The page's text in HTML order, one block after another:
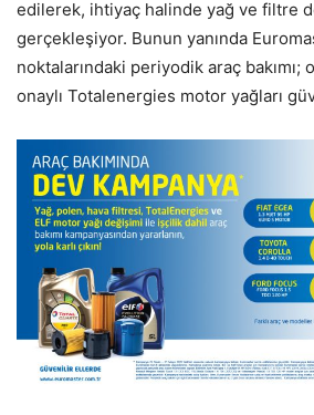
edilerek, ihtiyaç halinde yağ ve filtre
gerçekleşiyor. Bunun yanında
noktalarındaki periyodik araç bakımı;
onaylı Totalenergies motor yağları